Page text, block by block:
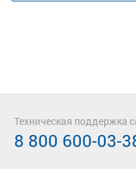
Техническая поддержка
8 800 600-03-